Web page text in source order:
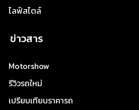
ไลฟ์สไตล์
ข่าวสาร
Motorshow
รีวิวรถใหม่
เปรียบเทียบราคารถ